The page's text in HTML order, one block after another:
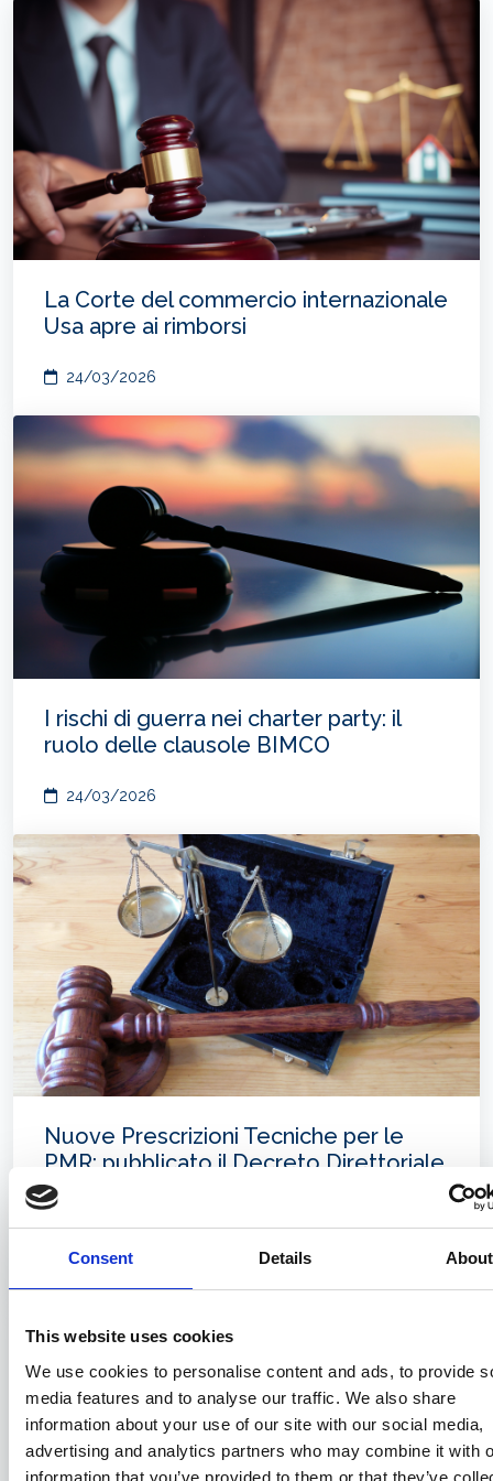
Consent Details About
This website uses cookies
We use cookies to personalise content and ads, to provide
media features and to analyse our traffic. We also share
information about your use of our site with our social media,
advertising and analytics partners who may combine it with
information that you’ve provided to them or that they’ve
La Corte del commercio internazionale
Usa apre ai rimborsi
24/03/2026
I rischi di guerra nei charter party: il
ruolo delle clausole BIMCO
24/03/2026
Nuove Prescrizioni Tecniche per le
PMR: pubblicato il Decreto Direttoriale
MIT n. 18/2026 e la Circolare attuativa.
Gli obblighi per gli armatori
23/03/2026